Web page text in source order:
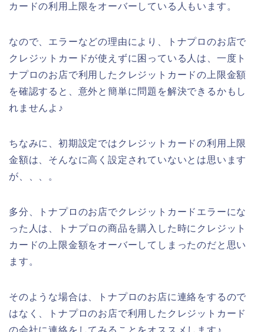
カードの利用上限をオーバーしている人もいます。
なので、エラーなどの理由により、トナプロのお店で
クレジットカードが使えずに困っている人は、一度ト
ナプロのお店で利用したクレジットカードの上限金額
を確認すると、意外と簡単に問題を解決できるかもし
れませんよ♪
ちなみに、初期設定ではクレジットカードの利用上限
金額は、そんなに高く設定されていないとは思います
が、、、。
多分、トナプロのお店でクレジットカードエラーにな
った人は、トナプロの商品を購入した時にクレジット
カードの上限金額をオーバーしてしまったのだと思い
ます。
そのような場合は、トナプロのお店に連絡をするので
はなく、トナプロのお店で利用したクレジットカード
の会社に連絡をしてみることをオススメします♪